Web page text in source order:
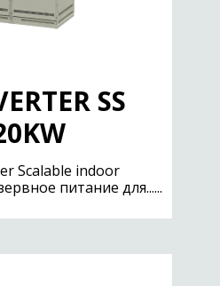
SS
Scalable indoor
питание для......